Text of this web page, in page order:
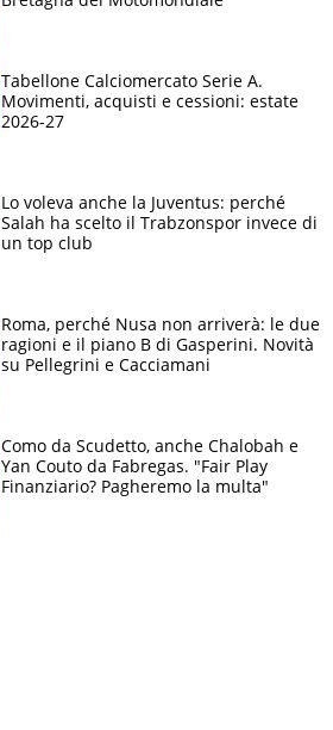
Tabellone Calciomercato Serie A.
Movimenti, acquisti e cessioni: estate
2026-27
Lo voleva anche la Juventus: perché
Salah ha scelto il Trabzonspor invece di
un top club
Roma, perché Nusa non arriverà: le due
ragioni e il piano B di Gasperini. Novità
su Pellegrini e Cacciamani
Como da Scudetto, anche Chalobah e
Yan Couto da Fabregas. "Fair Play
Finanziario? Pagheremo la multa"